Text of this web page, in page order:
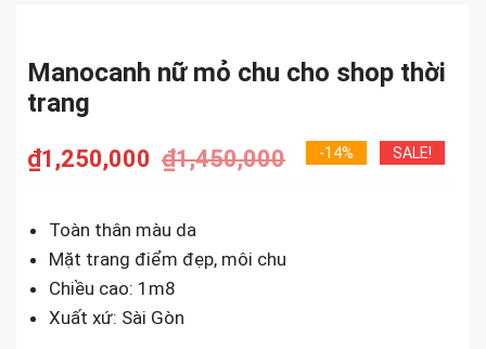
Manocanh nữ mỏ chu cho shop thời
trang
₫1,450,000
₫1,250,000 -14% SALE!
Toàn thân màu da
Mặt trang điểm đẹp, môi chu
Chiều cao: 1m8
Xuất xứ: Sài Gòn